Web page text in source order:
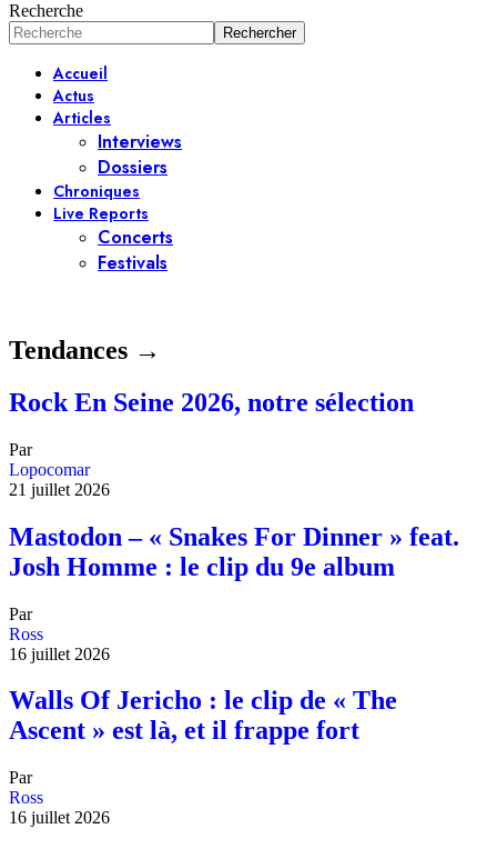
Recherche
Accueil
Actus
Articles
Interviews
Dossiers
Chroniques
Live Reports
Concerts
Festivals
Tendances →
Rock En Seine 2026, notre sélection
Par
Lopocomar
21 juillet 2026
Mastodon – « Snakes For Dinner » feat.
Josh Homme : le clip du 9e album
Par
Ross
16 juillet 2026
Walls Of Jericho : le clip de « The
Ascent » est là, et il frappe fort
Par
Ross
16 juillet 2026